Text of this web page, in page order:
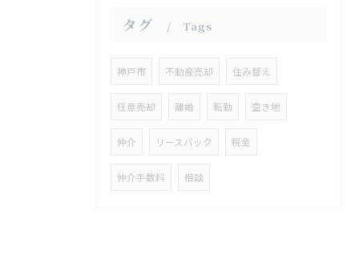
タグ Tags
神戸市 不動産売却 住み替え
任意売却 離婚 転勤 空き地
仲介 リースバック 税金
仲介手数料 相談